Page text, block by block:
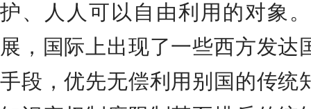
护、人人可以自由利用的对象
展，国际上出现了一些西方发达
手段，优先无偿利用别国的传统